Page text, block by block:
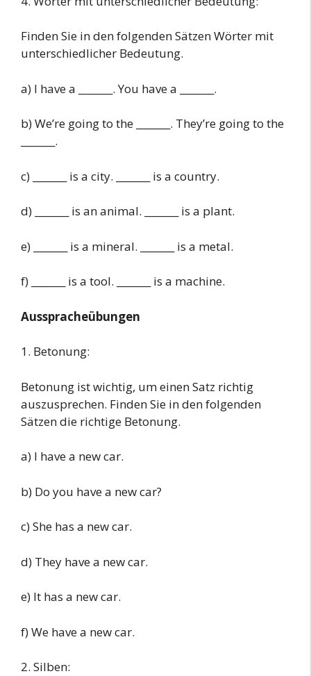
Finden Sie in den folgenden Sätzen Wörter mit
unterschiedlicher Bedeutung.
a) I have a _______. You have a _______.
b) We’re going to the _______. They’re going to the
_______.
c) _______ is a city. _______ is a country.
d) _______ is an animal. _______ is a plant.
e) _______ is a mineral. _______ is a metal.
f) _______ is a tool. _______ is a machine.
Ausspracheübungen
1. Betonung:
Betonung ist wichtig, um einen Satz richtig
auszusprechen. Finden Sie in den folgenden
Sätzen die richtige Betonung.
a) I have a new car.
b) Do you have a new car?
c) She has a new car.
d) They have a new car.
e) It has a new car.
f) We have a new car.
2. Silben: